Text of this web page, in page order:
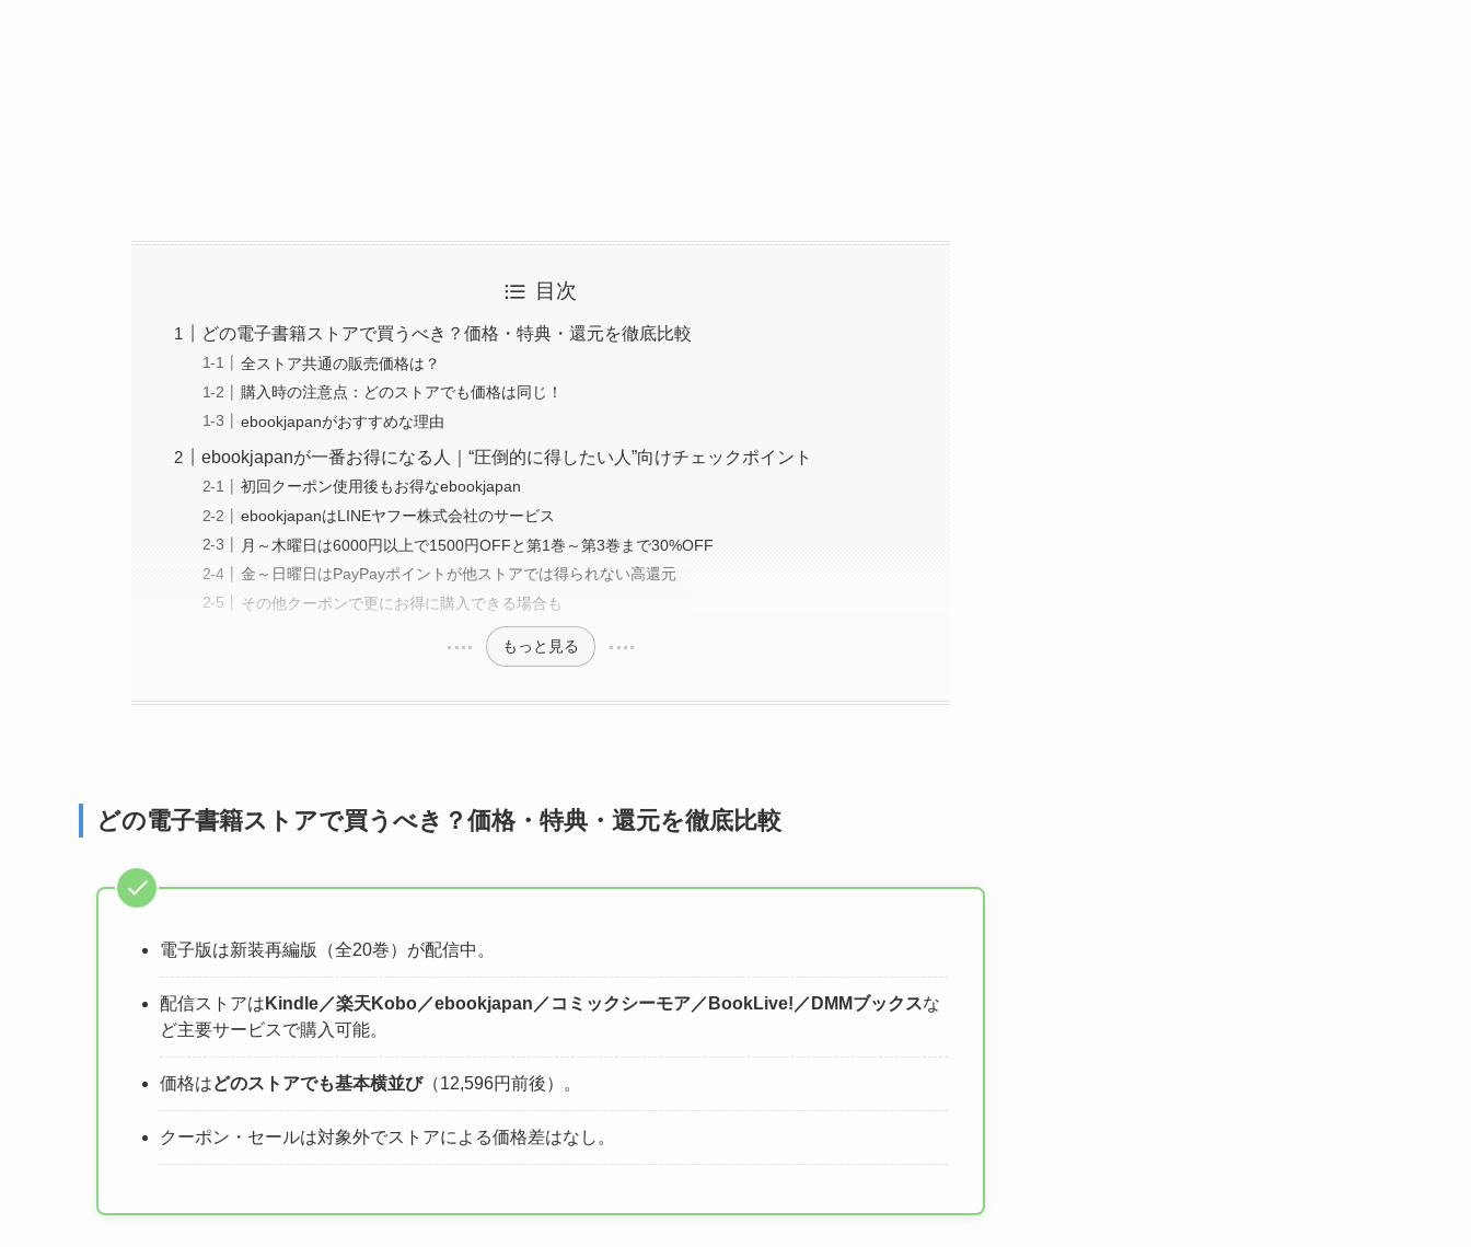
目次
どの電子書籍ストアで買うべき？価格・特典・還元を徹底比較
全ストア共通の販売価格は？
購入時の注意点：どのストアでも価格は同じ！
ebookjapanがおすすめな理由
ebookjapanが一番お得になる人｜“圧倒的に得したい人”向けチェックポイント
初回クーポン使用後もお得なebookjapan
ebookjapanはLINEヤフー株式会社のサービス
月～木曜日は6000円以上で1500円OFFと第1巻～第3巻まで30%OFF
金～日曜日はPayPayポイントが他ストアでは得られない高還元
その他クーポンで更にお得に購入できる場合も
もっと見る
どの電子書籍ストアで買うべき？価格・特典・還元を徹底比較
電子版は新装再編版（全20巻）が配信中。
配信ストアは Kindle／楽天Kobo／ebookjapan／コミックシーモア／BookLive!／DMMブックスな
ど主要サービスで購入可能。
価格はどのストアでも基本横並び（12,596円前後）。
クーポン・セールは対象外でストアによる価格差はなし。